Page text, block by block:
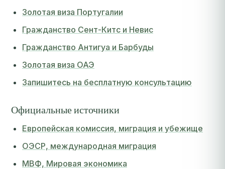
Золотая виза Португалии
Гражданство Сент-Китс и Невис
Гражданство Антигуа и Барбуды
Золотая виза ОАЭ
Запишитесь на бесплатную консультацию
Официальные источники
Европейская комиссия, миграция и убежище
ОЭСР, международная миграция
МВФ, Мировая экономика